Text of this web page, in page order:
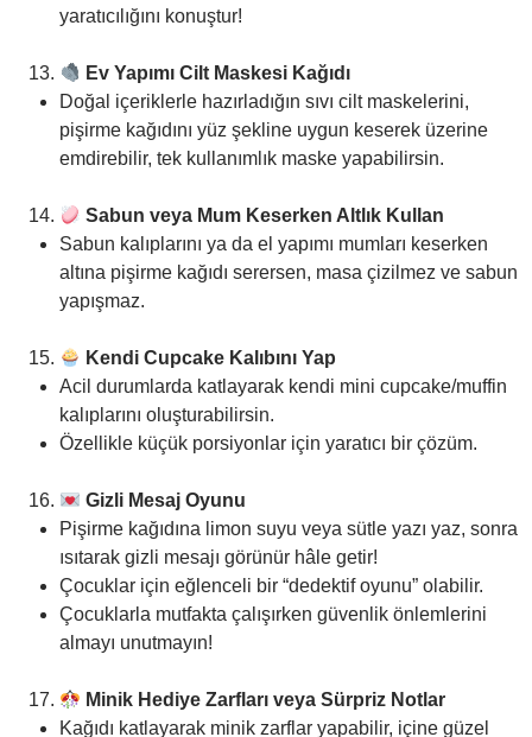
yaratıcılığını konuştur!
Ev Yapımı Cilt Maskesi Kağıdı
Doğal içeriklerle hazırladığın sıvı cilt maskelerini,
pişirme kağıdını yüz şekline uygun keserek üzerine
emdirebilir, tek kullanımlık maske yapabilirsin.
Sabun veya Mum Keserken Altlık Kullan
Sabun kalıplarını ya da el yapımı mumları keserken
altına pişirme kağıdı serersen, masa çizilmez ve sabun
yapışmaz.
Kendi Cupcake Kalıbını Yap
Acil durumlarda katlayarak kendi mini cupcake/muffin
kalıplarını oluşturabilirsin.
Özellikle küçük porsiyonlar için yaratıcı bir çözüm.
Gizli Mesaj Oyunu
Pişirme kağıdına limon suyu veya sütle yazı yaz, sonra
ısıtarak gizli mesajı görünür hâle getir!
Çocuklar için eğlenceli bir “dedektif oyunu” olabilir.
Çocuklarla mutfakta çalışırken güvenlik önlemlerini
almayı unutmayın!
Minik Hediye Zarfları veya Sürpriz Notlar
Kağıdı katlayarak minik zarflar yapabilir, içine güzel